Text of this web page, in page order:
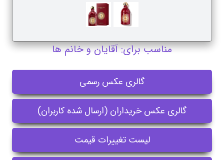
مناسب برای: آقایان و خانم ها
گالری عکس رسمی
گالری عکس خریداران (ارسال شده کاربران)
لیست تغییرات قیمت